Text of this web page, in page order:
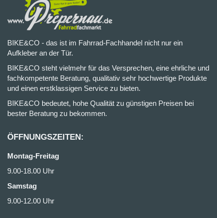
BIKE&CO - das ist im Fahrrad-Fachhandel nicht nur ein
Aufkleber an der Tür.
BIKE&CO steht vielmehr für das Versprechen, eine ehrliche und
fachkompetente Beratung, qualitativ sehr hochwertige Produkte
und einen erstklassigen Service zu bieten.
BIKE&CO bedeutet, hohe Qualität zu günstigen Preisen bei
bester Beratung zu bekommen.
ÖFFNUNGSZEITEN:
Montag-Freitag
9.00-18.00 Uhr
Samstag
9.00-12.00 Uhr